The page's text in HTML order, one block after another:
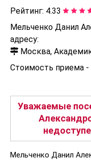
Рейтинг: 4.33
Мельченко Данил
адресу:
Москва,
Стоимость приема -
Уважаемые
Мельченко Данил